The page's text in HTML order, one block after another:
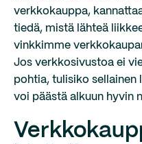
verkkokauppa,
tiedä, mistä lähteä
vinkkimme
Jos verkkosivustoa ei
pohtia, tulisiko sellainen
voi päästä alkuun hyvin